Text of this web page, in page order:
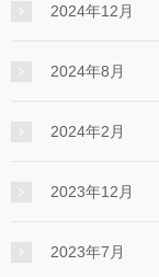
2024年12月
2024年8月
2024年2月
2023年12月
2023年7月